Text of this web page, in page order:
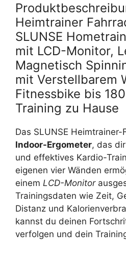
Heimtrainer
SLUNSE
mit LCD-Monitor,
Magnetisch
mit Verstellbarem
Fitnessbike bis
Training zu Hause
Das SLUNSE
Indoor-Ergometer, das
und effektives Kardio-
eigenen vier Wänden
einem LCD-Monitor
Trainingsdaten wie Zeit,
Distanz und
kannst du deinen
verfolgen und dein